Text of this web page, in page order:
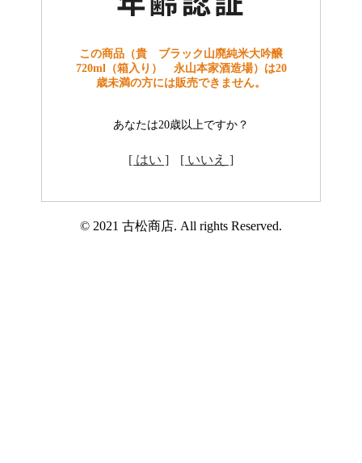
この商品（貴 ブラック山廃純米大吟醸
720ml（箱入り） 永山本家酒造場）は20
歳未満の方には販売できません。
あなたは20歳以上ですか？
[ はい ] [ いいえ ]
© 2021 古松商店. All rights Reserved.